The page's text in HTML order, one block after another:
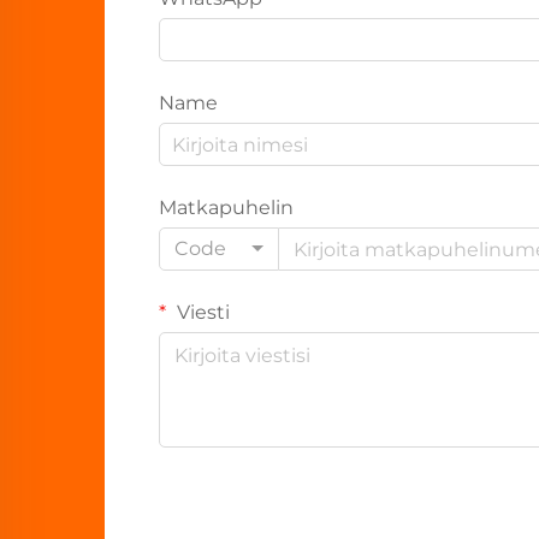
Name
Matkapuhelin
Code
Viesti